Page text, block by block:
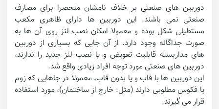
دوربین های صنعتی بر خلاف نامشان منحصرا برای مصارف
صنعتی نمی باشند. این دوربین ها دارای ظاهری مکعب
مستطیلی شکل بوده و معمولا امکان نصب لنز روی آن ها به
صورت جداگانه وجود دارد. از آن جایی که بسیاری از دوربین
های مداربسته قابلیت تعویض و یا نصب لنز جدید را ندارند،
دوربین های صنعتی مورد توجه افراد زیادی واقع شد.
این دوربین ها با قاب و یا بدون قاب، معمولا در جاهایی که زوم
یا فکوس مطلوبی دارند (مثل: خارج از ساختمان)، مورد استفاده
قرار می گیرند.